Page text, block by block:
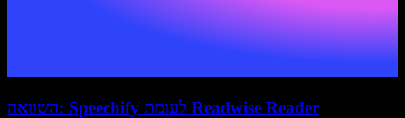
השוואה: Speechify לעומת Readwise Reader